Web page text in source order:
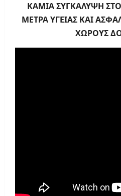
ΚΑΜΙΑ ΣΥΓΚΑΛΥΨΗ
ΜΕΤΡΑ ΥΓΕΙΑΣ ΚΑΙ
ΧΩΡΟΥΣ